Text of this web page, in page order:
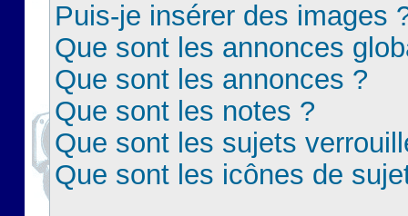
Puis-je insérer des images
Que sont les annonces
Que sont les annonces ?
Que sont les notes ?
Que sont les sujets
Que sont les icônes de